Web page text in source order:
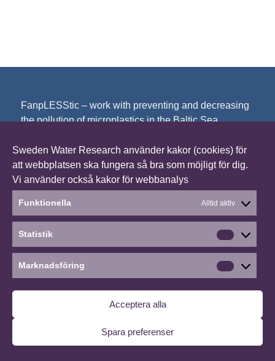
Sweden Water Research använder kakor (cookies) för
att webbplatsen ska fungera så bra som möjligt för dig.
Vi använder också kakor för webbanalys
Funktionella Alltid aktiv
Statistik
Statistik
Marknadsföring
Acceptera alla
Spara preferenser
FanpLESStic – work with preventing and decreasing
the pollution of microplastics in the Baltic Sea.
©2026 FanpLESStic-sea ∙ Hantera medgivande